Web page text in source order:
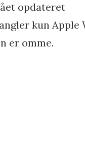
opdateret
kun Apple
er omme.